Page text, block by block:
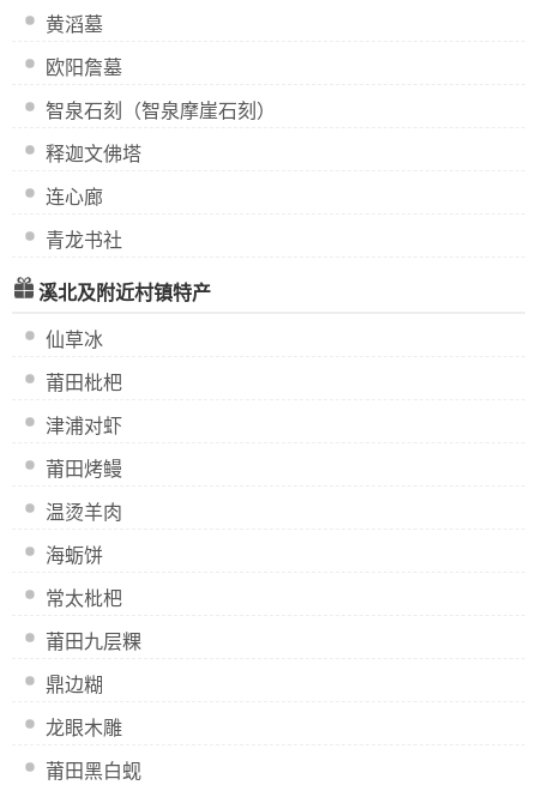
黄滔墓
欧阳詹墓
智泉石刻（智泉摩崖石刻）
释迦文佛塔
连心廊
青龙书社
溪北及附近村镇特产
仙草冰
莆田枇杷
津浦对虾
莆田烤鳗
温烫羊肉
海蛎饼
常太枇杷
莆田九层粿
鼎边糊
龙眼木雕
莆田黑白蚬